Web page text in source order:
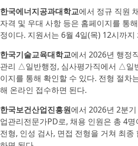
한국에너지공과대학교에서 정규 직원
자격 및 우대 사항 등은 홈페이지를 통
정이다. 지원서는 6월 4일(목) 12시까
한국기술교육대학교에서 2026년 행정
관리 △일반행정, 심사평가직에서 △일
이지를 통해 확인할 수 있다. 전형 절차
해 온라인 접수하면 된다.
한국보건산업진흥원에서 2026년 2분
업관리전문가PD로, 채용 인원은 총 4
전형, 인성 검사, 면접 전형을 거쳐 최